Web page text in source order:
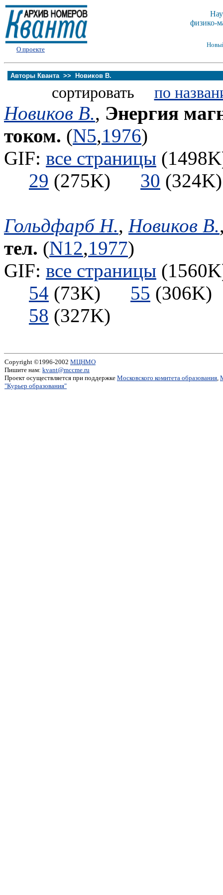
О проекте
физико-
Авторы Кванта >> Новиков В.
сортировать по
Новиков В., Энергия
током. (N5,1976)
GIF: все страницы
29 (275K) 30
Гольдфарб Н., Новиков В.
тел. (N12,1977)
GIF: все страницы
54 (73K) 55
58 (327K)
Copyright ©1996-2002 МЦНМО
Пишите нам: kvant@mccme.ru
Проект осуществляется при поддержке Московского комитета образования,
"Курьер образования"